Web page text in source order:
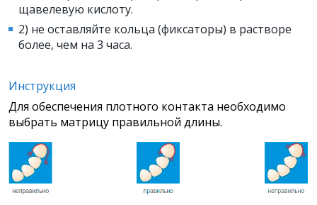
щавелевую кислоту.
2) не оставляйте кольца (фиксаторы) в растворе
более, чем на 3 часа.
Инструкция
Для обеспечения плотного контакта необходимо
выбрать матрицу правильной длины.